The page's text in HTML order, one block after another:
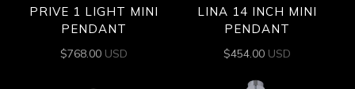
PRIVE 1 LIGHT MINI
PENDANT
$768.00 USD
LINA 14 INCH MINI
PENDANT
$454.00 USD